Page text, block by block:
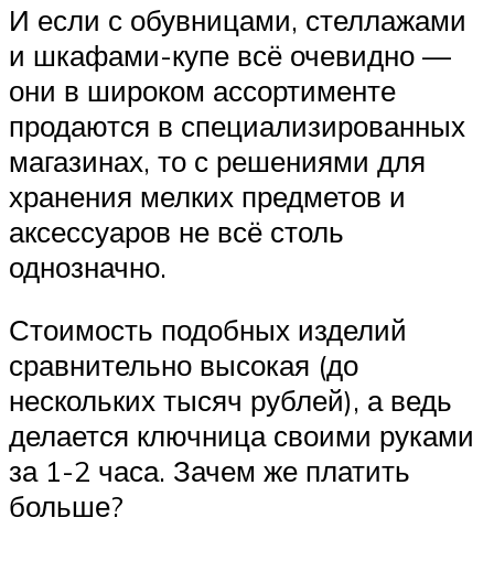
И если с обувницами, стеллажами
и шкафами-купе всё очевидно —
они в широком ассортименте
продаются в специализированных
магазинах, то с решениями для
хранения мелких предметов и
аксессуаров не всё столь
однозначно.
Стоимость подобных изделий
сравнительно высокая (до
нескольких тысяч рублей), а ведь
делается ключница своими руками
за 1-2 часа. Зачем же платить
больше?